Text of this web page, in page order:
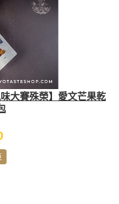
大賽殊榮】愛文芒果乾